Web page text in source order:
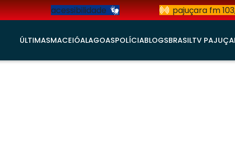
acessibilidade pajuçara fm
ÚLTIMASMACEIÓALAGOASPOLÍCIABLOGSBRASILTV